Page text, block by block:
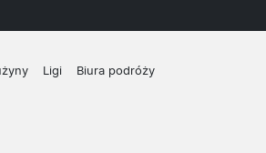
Ligi Biura podróży